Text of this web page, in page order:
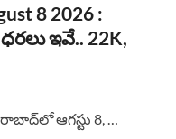
8 2026 :
ఇవే.. 22K,
ఆగస్టు 8, …